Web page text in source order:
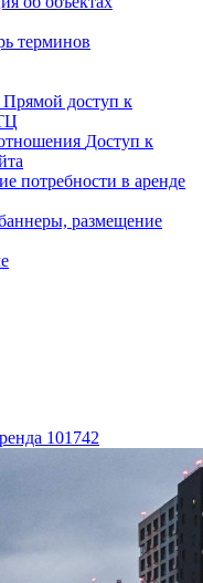
терминов
Прямой доступ к
Доступ к
потребности в аренде
размещение
101742